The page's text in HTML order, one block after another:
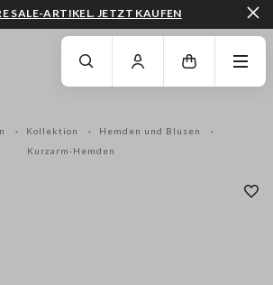
GEHEN SIE ZUM ENDE DER SEITE
SALE-ARTIKEL. JETZT KAUFEN
Kollektion
Hemden und Blusen
Kurzarm-Hemden